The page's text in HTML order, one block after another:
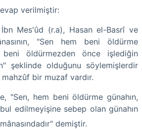
verilmiştir:
Mes'ûd (r.a), Hasan el-Basrî ve
"Sen hem beni öldürme
beni öldürmezden önce işlediğin
şeklinde olduğunu söylemişlerdir
bir muzaf vardır.
"Sen, hem beni öldürme günahın,
edilmeyişine sebep olan günahın
demiştir.